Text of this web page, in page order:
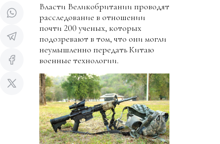
Власти Великобритании проводят
расследование в отношении
почти 200 ученых, которых
подозревают в том, что они могли
неумышленно передать Китаю
военные технологии.